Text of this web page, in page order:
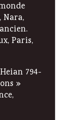
Nara,
Paris,
794-
»